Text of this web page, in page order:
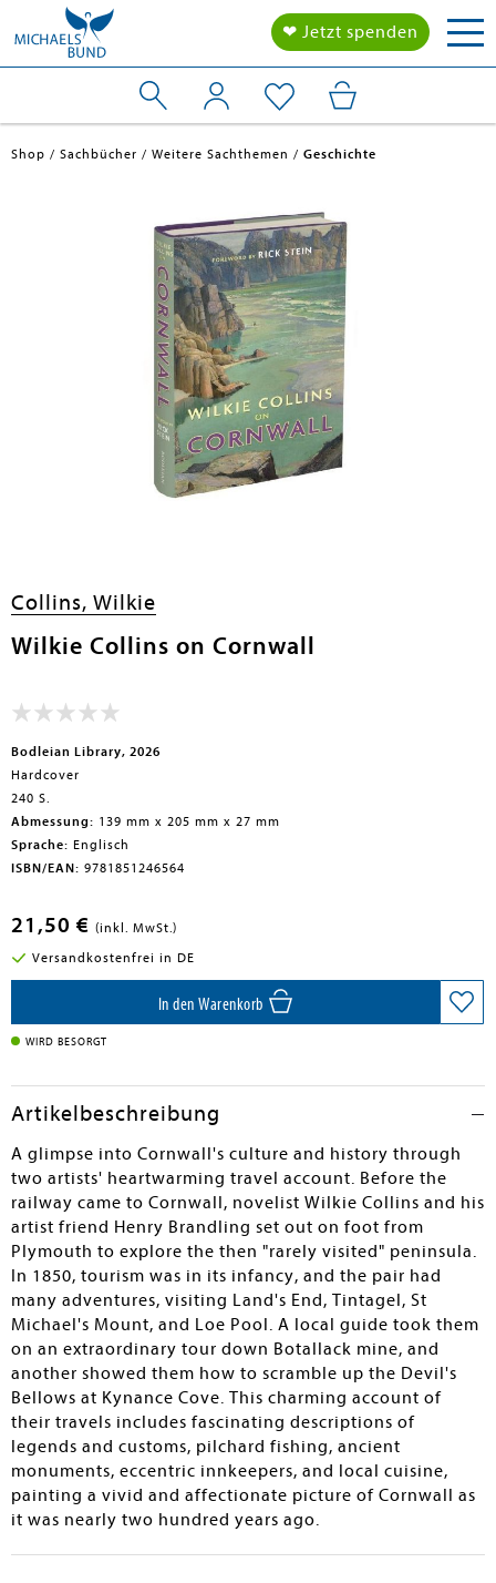
❤ Jetzt spenden
Shop Sachbücher Weitere Sachthemen Geschichte
Collins, Wilkie
Wilkie Collins on Cornwall
Bodleian Library, 2026
Hardcover
240 S.
Abmessung: 139 mm x 205 mm x 27 mm
Sprache: Englisch
ISBN/EAN: 9781851246564
21,50 € (inkl. MwSt.)
Versandkostenfrei in DE
In den Warenkorb
WIRD BESORGT
Artikelbeschreibung
A glimpse into Cornwall's culture and history through
two artists' heartwarming travel account. Before the
railway came to Cornwall, novelist Wilkie Collins and his
artist friend Henry Brandling set out on foot from
Plymouth to explore the then "rarely visited" peninsula.
In 1850, tourism was in its infancy, and the pair had
many adventures, visiting Land's End, Tintagel, St
Michael's Mount, and Loe Pool. A local guide took them
on an extraordinary tour down Botallack mine, and
another showed them how to scramble up the Devil's
Bellows at Kynance Cove. This charming account of
their travels includes fascinating descriptions of
legends and customs, pilchard fishing, ancient
monuments, eccentric innkeepers, and local cuisine,
painting a vivid and affectionate picture of Cornwall as
it was nearly two hundred years ago.